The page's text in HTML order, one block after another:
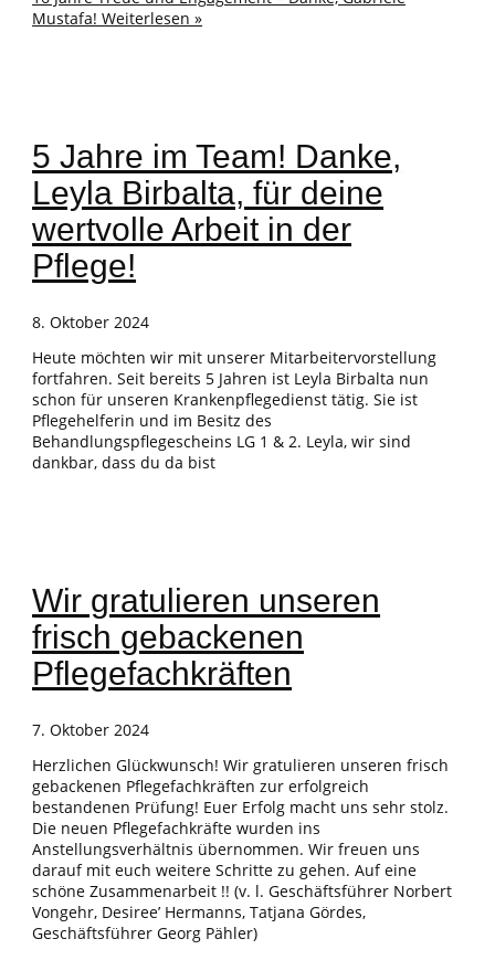
Mustafa! Weiterlesen »
5 Jahre im Team! Danke,
Leyla Birbalta, für deine
wertvolle Arbeit in der
Pflege!
8. Oktober 2024
Heute möchten wir mit unserer Mitarbeitervorstellung
fortfahren. Seit bereits 5 Jahren ist Leyla Birbalta nun
schon für unseren Krankenpflegedienst tätig. Sie ist
Pflegehelferin und im Besitz des
Behandlungspflegescheins LG 1 & 2. Leyla, wir sind
dankbar, dass du da bist
Wir gratulieren unseren
frisch gebackenen
Pflegefachkräften
7. Oktober 2024
Herzlichen Glückwunsch! Wir gratulieren unseren frisch
gebackenen Pflegefachkräften zur erfolgreich
bestandenen Prüfung! Euer Erfolg macht uns sehr stolz.
Die neuen Pflegefachkräfte wurden ins
Anstellungsverhältnis übernommen. Wir freuen uns
darauf mit euch weitere Schritte zu gehen. Auf eine
schöne Zusammenarbeit !! (v. l. Geschäftsführer Norbert
Vongehr, Desiree’ Hermanns, Tatjana Gördes,
Geschäftsführer Georg Pähler)